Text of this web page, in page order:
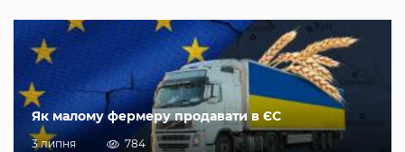
Як малому фермеру продавати в ЄС
3 липня 784